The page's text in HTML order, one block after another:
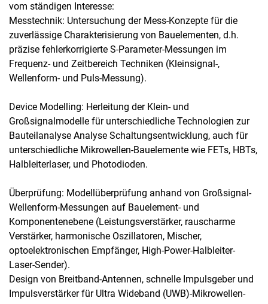
vom ständigen Interesse:
Messtechnik: Untersuchung der Mess-Konzepte für die
zuverlässige Charakterisierung von Bauelementen, d.h.
präzise fehlerkorrigierte S-Parameter-Messungen im
Frequenz- und Zeitbereich Techniken (Kleinsignal-,
Wellenform- und Puls-Messung).
Device Modelling: Herleitung der Klein- und
Großsignalmodelle für unterschiedliche Technologien zur
Bauteilanalyse Analyse Schaltungsentwicklung, auch für
unterschiedliche Mikrowellen-Bauelemente wie FETs, HBTs,
Halbleiterlaser, und Photodioden.
Überprüfung: Modellüberprüfung anhand von Großsignal-
Wellenform-Messungen auf Bauelement- und
Komponentenebene (Leistungsverstärker, rauscharme
Verstärker, harmonische Oszillatoren, Mischer,
optoelektronischen Empfänger, High-Power-Halbleiter-
Laser-Sender).
Design von Breitband-Antennen, schnelle Impulsgeber und
Impulsverstärker für Ultra Wideband (UWB)-Mikrowellen-